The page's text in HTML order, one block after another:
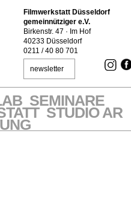
Filmwerkstatt Düsseldorf
gemeinnütziger e.V.
Birkenstr. 47 · Im Hof
40233 Düsseldorf
0211 / 40 80 701
newsletter
SEMINARE
STUDIO AR